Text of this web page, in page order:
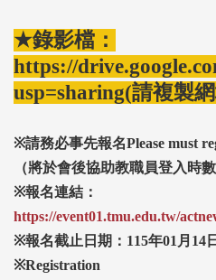
★錄影檔：
https://
usp=sharing(請複製
※請務必事先報名Please must
（將於會後協助教職員登入時數
※報名連結：
https://event01.tmu.edu.tw/
※報名截止日期：115年01 月14
※Registration